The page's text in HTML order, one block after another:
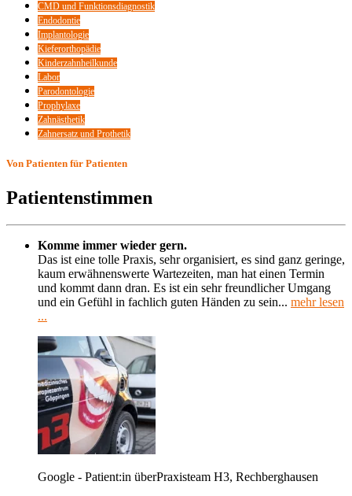
CMD und Funktionsdiagnostik
Endodontie
Implantologie
Kieferorthopädie
Kinderzahnheilkunde
Labor
Parodontologie
Prophylaxe
Zahnästhetik
Zahnersatz und Prothetik
Von Patienten für Patienten
Patientenstimmen
Komme immer wieder gern.
Das ist eine tolle Praxis, sehr organisiert, es sind ganz geringe,
kaum erwähnenswerte Wartezeiten, man hat einen Termin
und kommt dann dran. Es ist ein sehr freundlicher Umgang
und ein Gefühl in fachlich guten Händen zu sein... mehr lesen
...
Google - Patient:in überPraxisteam H3, Rechberghausen